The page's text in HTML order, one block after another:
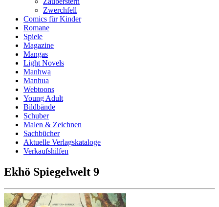
Zwerchfell
Comics für Kinder
Romane
Spiele
Magazine
Mangas
Light Novels
Manhwa
Manhua
Webtoons
Young Adult
Bildbände
Schuber
Malen & Zeichnen
Sachbücher
Aktuelle Verlagskataloge
Verkaufshilfen
Ekhö Spiegelwelt 9